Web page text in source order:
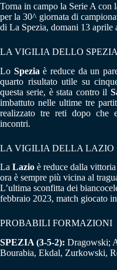
Torna in campo la Serie A con
per la 30^ giornata di
di La Spezia, domani 13 aprile
LA VIGILIA DELLO SPEZIA
Lo Spezia è reduce da un
quarto risultato utile su
questa serie, è stata contro il
imbattuto nelle ultime tre
realizzato tre reti dopo che
incontri.
LA VIGILIA DELLA LAZIO
La Lazio è reduce dalla
ora è sempre più vicina al
L’ultima sconfitta dei
febbraio 2023, match giocato
PROBABILI FORMAZIONI
SPEZIA (3-5-2): Dragowski;
Bourabia, Ekdal, Zurkowski,